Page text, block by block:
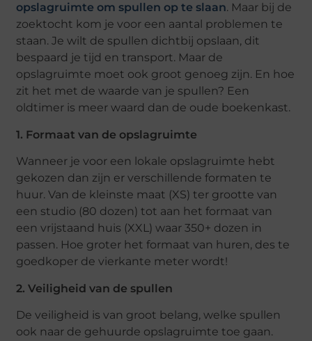
opslagruimte om spullen op te slaan. Maar bij de
zoektocht kom je voor een aantal problemen te
staan. Je wilt de spullen dichtbij opslaan, dit
bespaard je tijd en transport. Maar de
opslagruimte moet ook groot genoeg zijn. En hoe
zit het met de waarde van je spullen? Een
oldtimer is meer waard dan de oude boekenkast.
1. Formaat van de opslagruimte
Wanneer je voor een lokale opslagruimte hebt
gekozen dan zijn er verschillende formaten te
huur. Van de kleinste maat (XS) ter grootte van
een studio (80 dozen) tot aan het formaat van
een vrijstaand huis (XXL) waar 350+ dozen in
passen. Hoe groter het formaat van huren, des te
goedkoper de vierkante meter wordt!
2. Veiligheid van de spullen
De veiligheid is van groot belang, welke spullen
ook naar de gehuurde opslagruimte toe gaan.